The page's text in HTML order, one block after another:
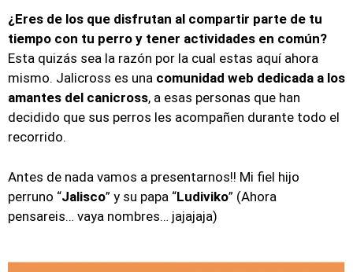
¿Eres de los que disfrutan al compartir parte de tu
tiempo con tu perro y tener actividades en común?
Esta quizás sea la razón por la cual estas aquí ahora
mismo. Jalicross es una comunidad web dedicada a los
amantes del canicross, a esas personas que han
decidido que sus perros les acompañen durante todo el
recorrido.
Antes de nada vamos a presentarnos!! Mi fiel hijo
perruno “Jalisco” y su papa “Ludiviko” (Ahora
pensareis… vaya nombres… jajajaja)